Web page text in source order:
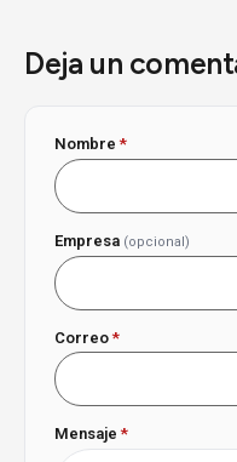
Deja un
Nombre*
Empresa (opcional)
Correo*
Mensaje*